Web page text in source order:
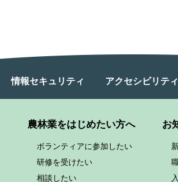
情報セキュリティ アクセシビリティ
農林業をはじめたい方へ
ボランティアに参加したい
研修を受けたい
相談したい
お